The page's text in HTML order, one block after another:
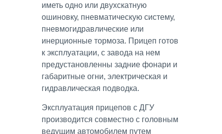
иметь одно или двухскатную
ошиновку, пневматическую систему,
пневмогидравлические или
инерционные тормоза. Прицеп готов
к эксплуатации, с завода на нем
предустановленны задние фонари и
габаритные огни, электрическая и
гидравлическая подводка.
Эксплуатация прицепов с ДГУ
производится совместно с головным
ведущим автомобилем путем